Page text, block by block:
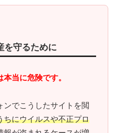
を守るために
当に危険です。
ンでこうしたサイトを閲
ちにウイルスや不正プロ